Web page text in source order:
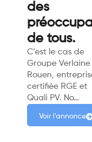
des
de tous.
C’est le cas de
Groupe Verlaine
Rouen,
certifiée RGE et
Quali PV. No…
Voir l'annonce